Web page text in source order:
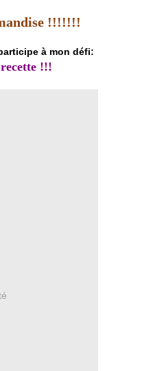
!!!!!!!
à mon défi:
!!!